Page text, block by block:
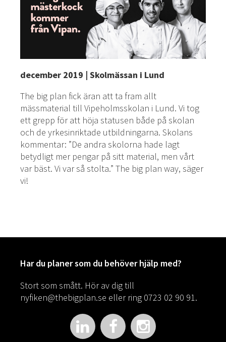
december 2019 | Skolmässan i Lund
The big plan fick äran att ta fram allt
mässmaterial till Vipeholmsskolan i Lund. Vi tog
ett grepp för att höja statusen både på skolan
och de yrkesinriktade utbildningarna. Skolans
kommentar: ”De andra skolorna hade lagt
betydligt mer pengar på sitt material, men vårt
var bäst. Vi var så stolta.” The big plan way, säger
vi!
Har du planer som du behöver hjälp med?
Stort som smått. Hör av dig till
nyfiken@thebigplan.se eller ring 0723 02 90 91.